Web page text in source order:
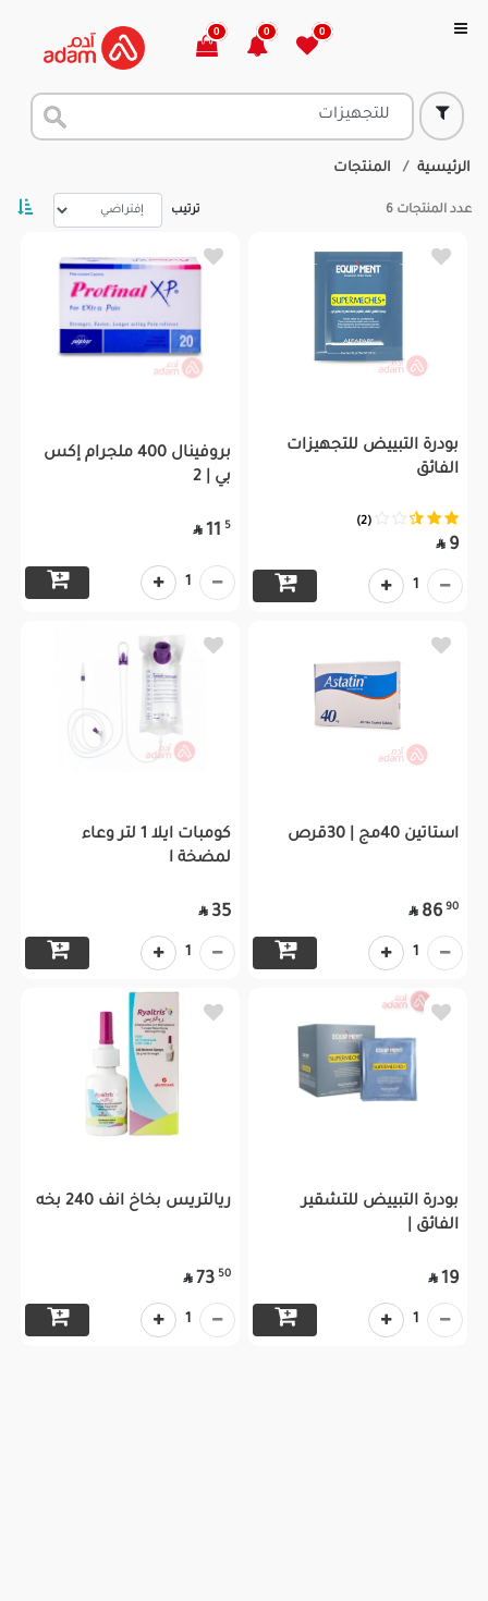
0
0
0
الرئيسية المنتجات
عدد المنتجات 6 ترتيب
بودرة التبييض للتجهيزات
الفائق
(2)
9

1
بروفينال 400 ملجرام إكس
بي | 2
5
11

1
استاتين 40مج | 30قرص
90
86

1
كومبات ايلا 1 لتر وعاء
لمضخة ا
35

1
بودرة التبييض للتشقير
الفائق |
19

1
ريالتريس بخاخ انف 240 بخه
50
73

1